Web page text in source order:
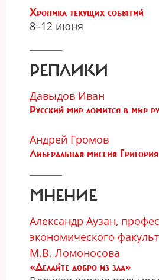
Хроника текущих событий
8–12 июня
РЕПЛИКИ
Давыдов Иван
Русский мир ломится в мир
Андрей Громов
Либеральная миссия
МНЕНИЕ
Александр Аузан,
экономического
М.В. Ломоносова
«Делайте добро из зла»